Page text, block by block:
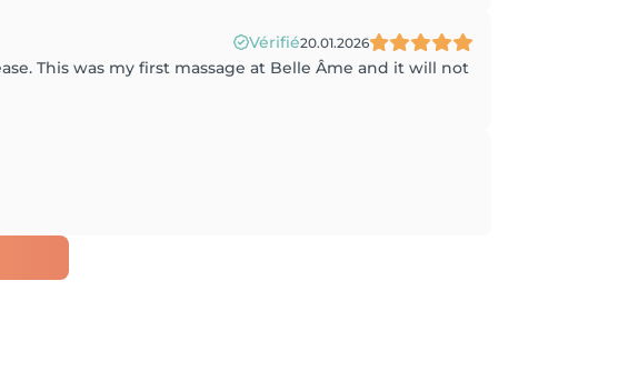
Vérifié20.01.2026
This was my first massage at Belle Âme and it will not